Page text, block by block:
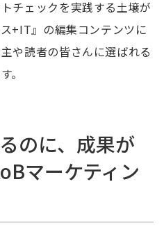
チェックを実践する土壌が
+IT』の編集コンテンツに
や読者の皆さんに選ばれる
。
のに、成果が
マーケティン